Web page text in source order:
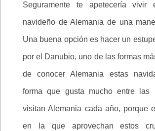
Seguramente te apetecería vivir
navideño de Alemania de una
Una buena opción es hacer un
por el Danubio, uno de las formas
de conocer Alemania estas
forma que gusta mucho entre las
visitan Alemania cada año, porque
en la que aprovechan estos